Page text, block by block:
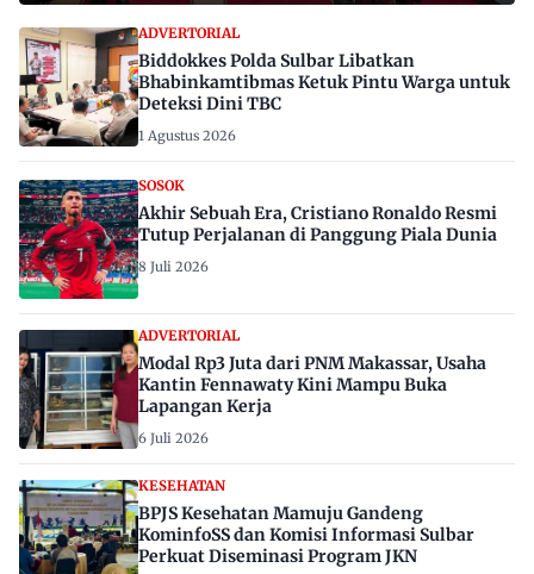
ADVERTORIAL
Biddokkes Polda Sulbar Libatkan
Bhabinkamtibmas Ketuk Pintu Warga untuk
Deteksi Dini TBC
1 Agustus 2026
SOSOK
Akhir Sebuah Era, Cristiano Ronaldo Resmi
Tutup Perjalanan di Panggung Piala Dunia
8 Juli 2026
ADVERTORIAL
Modal Rp3 Juta dari PNM Makassar, Usaha
Kantin Fennawaty Kini Mampu Buka
Lapangan Kerja
6 Juli 2026
KESEHATAN
BPJS Kesehatan Mamuju Gandeng
KominfoSS dan Komisi Informasi Sulbar
Perkuat Diseminasi Program JKN